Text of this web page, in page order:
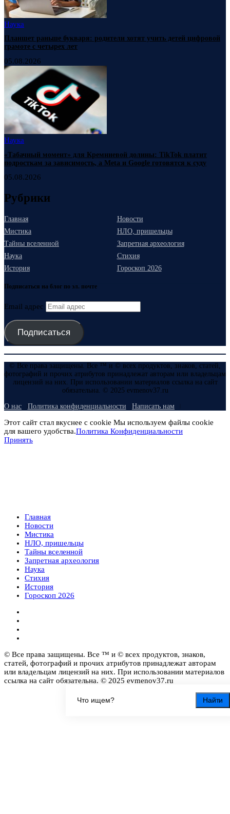
Найти
Наука
Планшет раньше букваря: родители хотят учить детей цифровой
грамоте с четырех лет
05.08.2026
Наука
«Табачный момент» для Кремниевой долины: TikTok платит
подросткам за зависимость, а Meta и Google готовятся к суду
05.08.2026
Рубрики
Главная
Новости
Мистика
НЛО, пришельцы
Тайны вселенной
Запретная археология
Наука
Стихия
История
Гороскоп 2026
Подписаться на блог по эл. почте
Email адрес
Подписаться
© Все права защищены. Все ™ и © всех продуктов, знаков, статей,
фотографий и прочих атрибутов принадлежат авторам или владельцам
лицензий на них. При использовании материалов ссылка на сайт
обязательна. © 2025 evmenov37.ru
О нас Политика конфиденциальности Написать нам
Этот сайт стал вкуснее с cookie Мы используем файлы cookie
для вашего удобства.Политика Конфиденциальности
Принять
Главная
Новости
Мистика
НЛО, пришельцы
Тайны вселенной
Запретная археология
Наука
Стихия
История
Гороскоп 2026
© Все права защищены. Все ™ и © всех продуктов, знаков,
статей, фотографий и прочих атрибутов принадлежат авторам
или владельцам лицензий на них. При использовании материалов
ссылка на сайт обязательна. © 2025 evmenov37.ru